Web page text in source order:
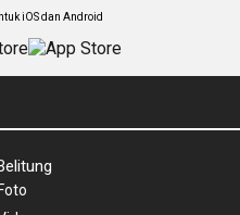
iOS dan Android
Foto